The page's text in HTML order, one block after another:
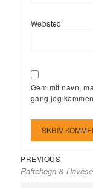
Websted
Gem mit navn,
gang jeg
PREVIOUS
post:
Raftehegn &